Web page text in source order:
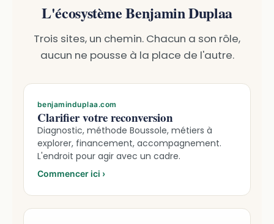
L'écosystème Benjamin Duplaa
Trois sites, un chemin. Chacun a son rôle,
aucun ne pousse à la place de l'autre.
benjaminduplaa.com
Clarifier votre reconversion
Diagnostic, méthode Boussole, métiers à
explorer, financement, accompagnement.
L'endroit pour agir avec un cadre.
Commencer ici ›